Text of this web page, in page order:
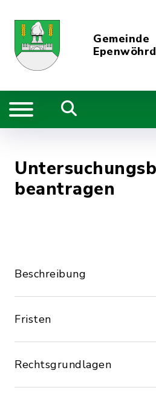
Gemeinde
beantragen
Beschreibung
Fristen
Rechtsgrundlagen